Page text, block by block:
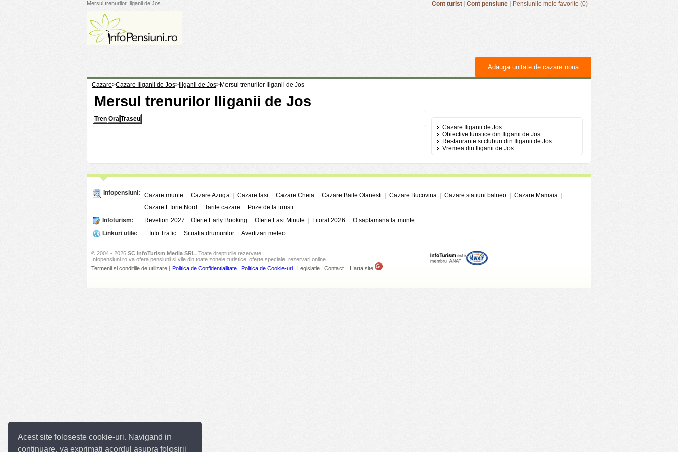
Acest site foloseste cookie-uri. Navigand in
continuare, va exprimati acordul asupra folosirii
Mersul trenurilor Iliganii de Jos Cont turist Cont pensiune Pensiunile mele favorite (0)
Adauga unitate de cazare noua
Cazare>Cazare Iliganii de Jos> Iliganii de Jos>Mersul trenurilor Iliganii de Jos
Mersul trenurilor Iliganii de Jos
Tren Ora Traseu
Cazare Iliganii de Jos
Obiective turistice din Iliganii de Jos
Restaurante si cluburi din Iliganii de Jos
Vremea din Iliganii de Jos
Infopensiuni: Cazare munte Cazare Azuga Cazare Iasi Cazare Cheia Cazare Baile Olanesti Cazare Bucovina Cazare statiuni balneo Cazare Mamaia
Cazare Eforie Nord
Tarife cazare
Poze de la turisti
Infoturism:
Revelion 2027 Oferte Early Booking Oferte Last Minute Litoral 2026
O saptamana la munte
Linkuri utile:
Info Trafic Situatia drumurilor Avertizari meteo
© 2004 - 2026 SC InfoTurism Media SRL. Toate drepturile rezervate.
Infopensiuni.ro va ofera pensiuni si vile din toate zonele turistice, oferte speciale, rezervari online.
Termenii si conditiile de utilizare | Politica de Confidentialitate | Politica de Cookie-uri | Legislatie | Contact | Harta site